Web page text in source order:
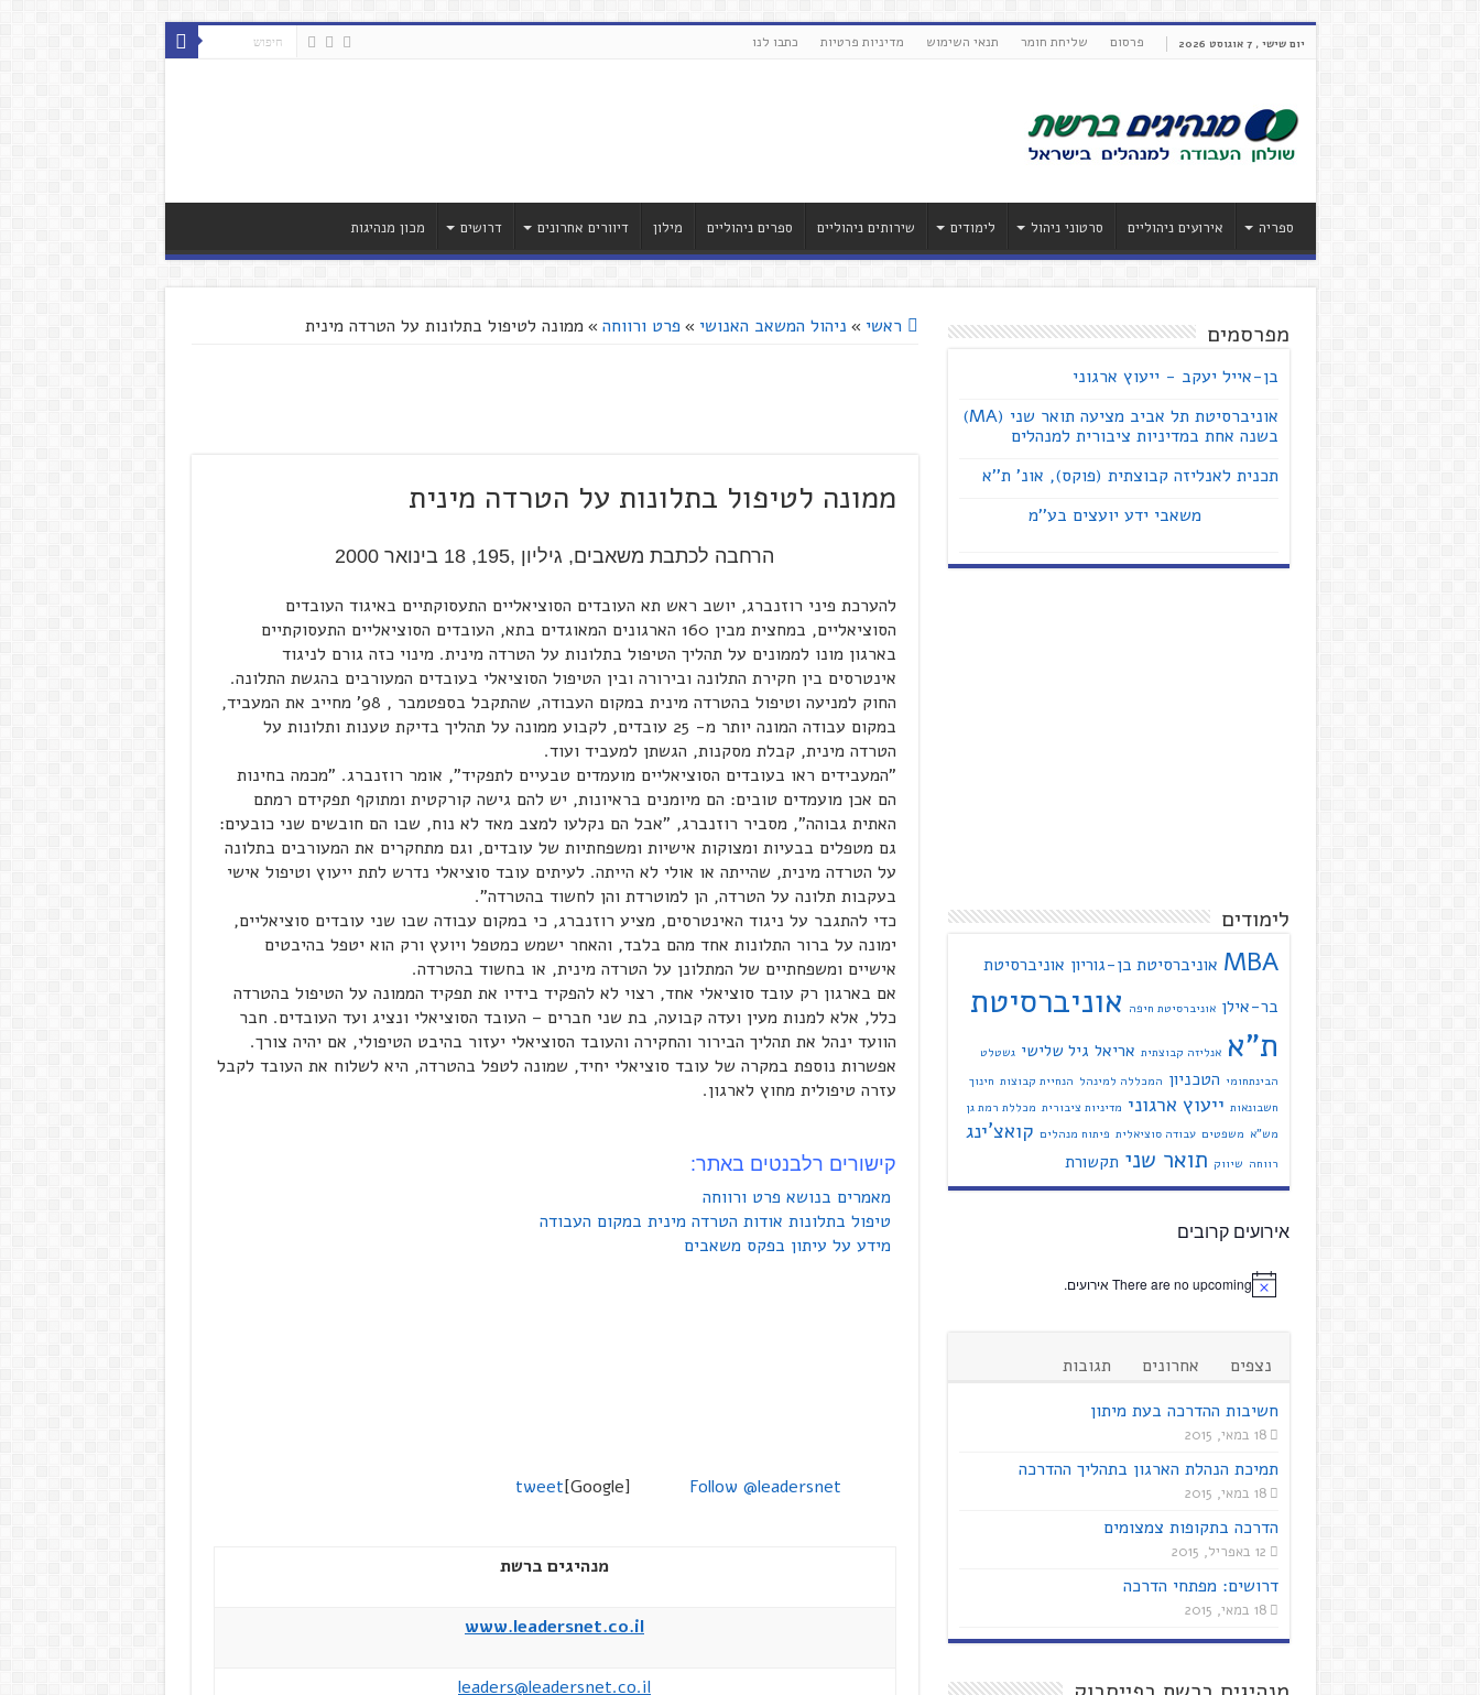
יום שישי , 7 אוגוסט 2026 פרסום שליחת חומר תנאי השימוש מדיניות פרטיות כתבו לנו
ספריה אירועים ניהוליים סרטוני ניהול לימודים שירותים ניהוליים ספרים ניהוליים מילון דיוורים אחרונים דרושים מכון מנהיגות
ראשי » ניהול המשאב האנושי » פרט ורווחה » ממונה לטיפול בתלונות על הטרדה מינית
ממונה לטיפול בתלונות על הטרדה מינית
הרחבה לכתבת משאבים, גיליון ,195, 18 בינואר 2000
להערכת פיני רוזנברג, יושב ראש תא העובדים הסוציאליים התעסוקתיים באיגוד העובדים
הסוציאליים, במחצית מבין 160 הארגונים המאוגדים בתא, העובדים הסוציאליים התעסוקתיים
בארגון מונו לממונים על תהליך הטיפול בתלונות על הטרדה מינית. מינוי כזה גורם לניגוד
אינטרסים בין חקירת התלונה ובירורה ובין הטיפול הסוציאלי בעובדים המעורבים בהגשת התלונה.
החוק למניעה וטיפול בהטרדה מינית במקום העבודה, שהתקבל בספטמבר , 98' מחייב את המעביד,
במקום עבודה המונה יותר מ- 25 עובדים, לקבוע ממונה על תהליך בדיקת טענות ותלונות על
הטרדה מינית, קבלת מסקנות, הגשתן למעביד ועוד.
"המעבידים ראו בעובדים הסוציאליים מועמדים טבעיים לתפקיד", אומר רוזנברג. "מכמה בחינות
הם אכן מועמדים טובים: הם מיומנים בראיונות, יש להם גישה קורקטית ומתוקף תפקידם רמתם
האתית גבוהה", מסביר רוזנברג, "אבל הם נקלעו למצב מאד לא נוח, שבו הם חובשים שני כובעים:
גם מטפלים בבעיות ומצוקות אישיות ומשפחתיות של עובדים, וגם מתחקרים את המעורבים בתלונה
על הטרדה מינית, שהייתה או אולי לא הייתה. לעיתים עובד סוציאלי נדרש לתת ייעוץ וטיפול אישי
בעקבות תלונה על הטרדה, הן למוטרדת והן לחשוד בהטרדה".
כדי להתגבר על ניגוד האינטרסים, מציע רוזנברג, כי במקום עבודה שבו שני עובדים סוציאליים,
ימונה על ברור התלונות אחד מהם בלבד, והאחר ישמש כמטפל ויועץ ורק הוא יטפל בהיבטים
אישיים ומשפחתיים של המתלונן על הטרדה מינית, או בחשוד בהטרדה.
אם בארגון רק עובד סוציאלי אחד, רצוי לא להפקיד בידיו את תפקיד הממונה על הטיפול בהטרדה
כלל, אלא למנות מעין ועדה קבועה, בת שני חברים – העובד הסוציאלי ונציג ועד העובדים. חבר
הוועד ינהל את תהליך הבירור והחקירה והעובד הסוציאלי יעזור בהיבט הטיפולי, אם יהיה צורך.
אפשרות נוספת במקרה של עובד סוציאלי יחיד, שמונה לטפל בהטרדה, היא לשלוח את העובד לקבל
עזרה טיפולית מחוץ לארגון.
קישורים רלבנטים באתר:
מאמרים בנושא פרט ורווחה
טיפול בתלונות אודות הטרדה מינית במקום העבודה
מידע על עיתון בפקס משאבים
tweet[Google] Follow @leadersnet
מנהיגים ברשת
www.leadersnet.co.il
leaders@leadersnet.co.il
מפרסמים
בן-אייל יעקב - ייעוץ ארגוני
אוניברסיטת תל אביב מציעה תואר שני (MA)
בשנה אחת במדיניות ציבורית למנהלים
תכנית לאנליזה קבוצתית (פוקס), אונ' ת''א
משאבי ידע יועצים בע''מ
לימודים
MBA אוניברסיטת בן-גוריון אוניברסיטת
בר-אילן אוניברסיטת חיפה אוניברסיטת
ת"א אנליזה קבוצתית אריאל גיל שלישי גשטלט
הבינתחומי הטכניון המכללה למינהל הנחיית קבוצות חינוך
חשבונאות ייעוץ ארגוני מדיניות ציבורית מכללת רמת גן
מש"א משפטים עבודה סוציאלית פיתוח מנהלים קואצ'ינג
רווחה שיווק תואר שני תקשורת
אירועים קרובים
There are no upcoming אירועים.
נצפים אחרונים
תגובות
חשיבות ההדרכה בעת מיתון
18 במאי, 2015
תמיכת הנהלת הארגון בתהליך ההדרכה
18 במאי, 2015
הדרכה בתקופות צמצומים
12 באפריל, 2015
דרושים: מפתחי הדרכה
18 במאי, 2015